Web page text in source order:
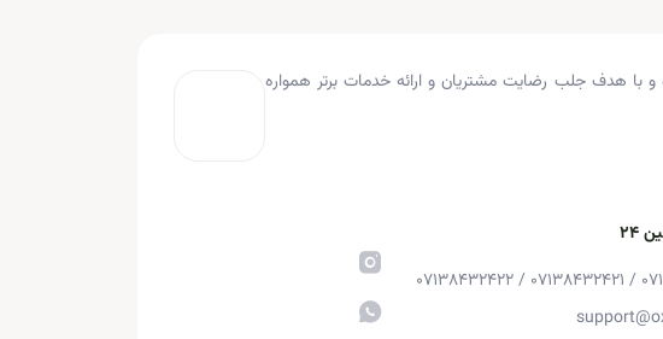
ماه ۱۳۹۸ در شهر شیراز شروع به کار کرده و با هدف جلب رضایت مشتریان و ارائه خدمات برتر همواره
24